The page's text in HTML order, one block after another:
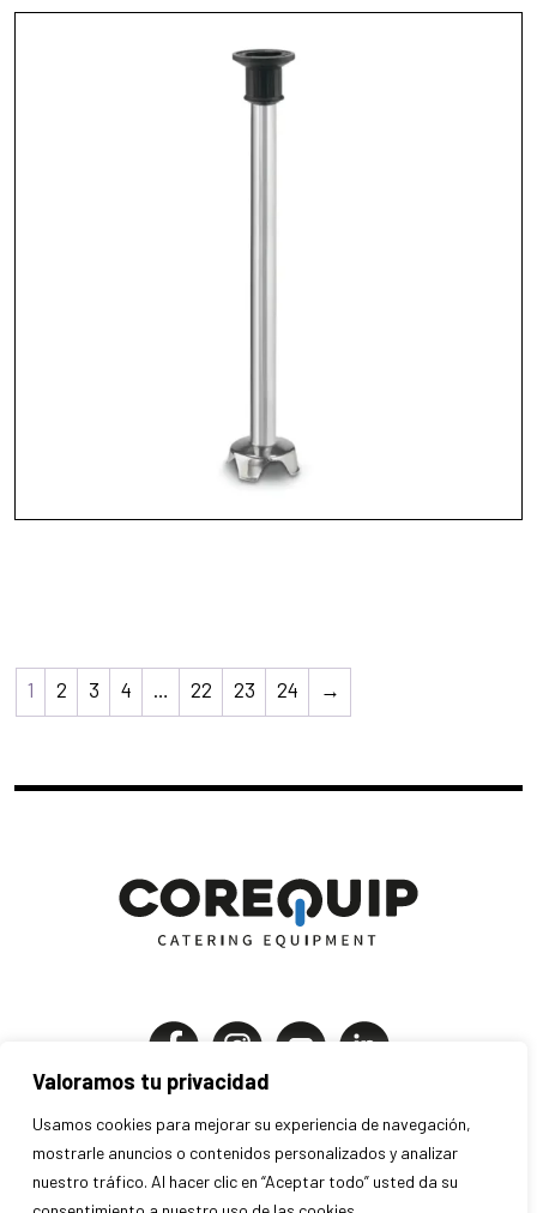
Valoramos tu privacidad
Usamos cookies para mejorar su experiencia de navegación,
mostrarle anuncios o contenidos personalizados y analizar
nuestro tráfico. Al hacer clic en “Aceptar todo” usted da su
1 2 3 4 22 23 24 →
Corequip Catering Equipment S.A
P.I. Els Mollons | C. Traginers 7-9
46970 Alaquàs . Valencia . España